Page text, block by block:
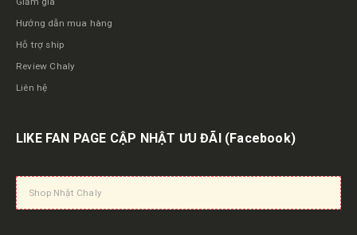
Hướng dẫn mua hàng
Hỗ trợ ship
Review Chaly
Liên hệ
LIKE FAN PAGE CẬP NHẬT ƯU ĐÃI (Facebook)
Shop Nhật Chaly